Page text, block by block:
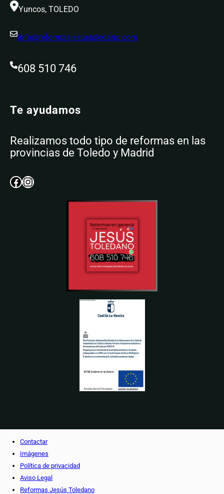
Yuncos, TOLEDO
info@reformasjesustoledano.com
608 510 746
Te ayudamos
Realizamos todo tipo de reformas en las
provincias de Toledo y Madrid
Facebook Instagram
Contactar
Imágenes
Política de privacidad
Aviso Legal
Reformas Jesús Toledano